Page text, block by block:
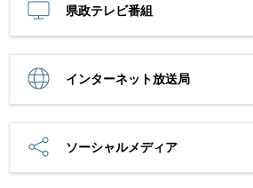
県政テレビ番組
インターネット放送局
ソーシャルメディア